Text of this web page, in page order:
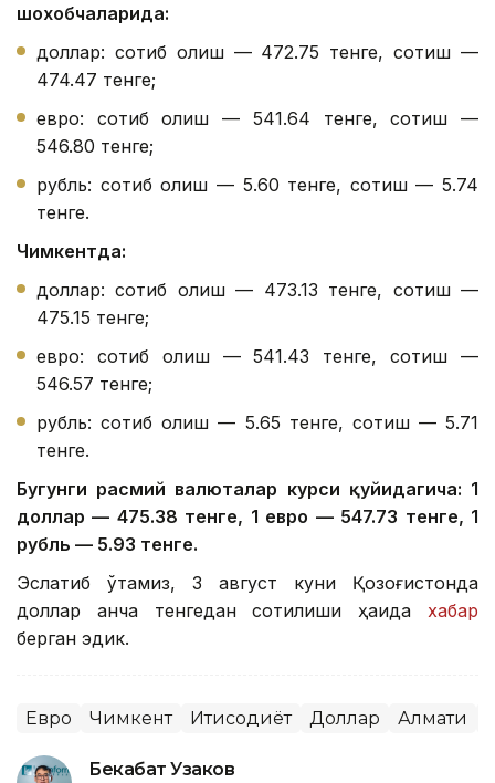
шохобчаларида:
доллар: сотиб олиш — 472.75 тенге, сотиш —
474.47 тенге;
евро: сотиб олиш — 541.64 тенге, сотиш —
546.80 тенге;
рубль: сотиб олиш — 5.60 тенге, сотиш — 5.74
тенге.
Чимкентда:
доллар: сотиб олиш — 473.13 тенге, сотиш —
475.15 тенге;
евро: сотиб олиш — 541.43 тенге, сотиш —
546.57 тенге;
рубль: сотиб олиш — 5.65 тенге, сотиш — 5.71
тенге.
Бугунги расмий валюталар курси қуйидагича: 1
доллар — 475.38 тенге, 1 евро — 547.73 тенге, 1
рубль — 5.93 тенге.
Эслатиб ўтамиз, 3 август куни Қозоғистонда
доллар қанча тенгедан сотилиши ҳақида хабар
берган эдик.
Евро Чимкент Иқтисодиёт Доллар Алмати
Бекабат Узаков